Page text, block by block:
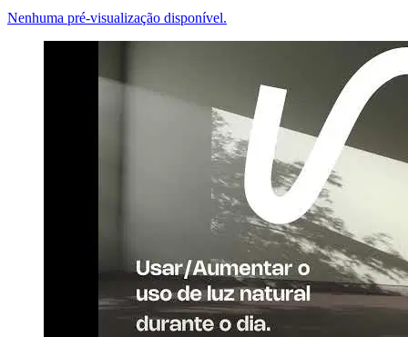
Nenhuma pré-visualização disponível.